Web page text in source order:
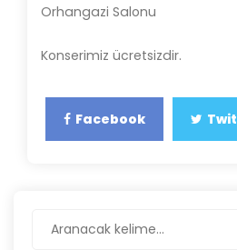
Orhangazi Salonu
Konserimiz ücretsizdir.
Facebook